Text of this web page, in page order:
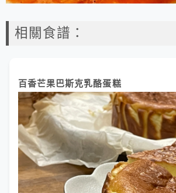
相關食譜：
百香芒果巴斯克乳酪蛋糕